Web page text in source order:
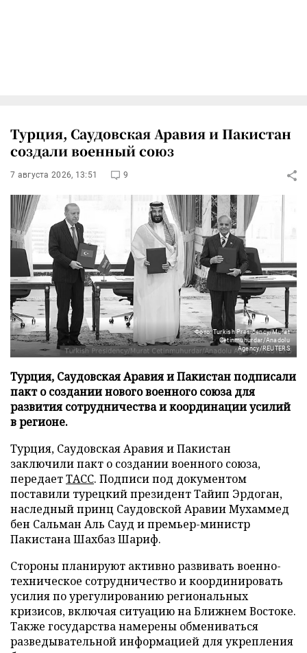
Турция, Саудовская Аравия и Пакистан
создали военный союз
7 августа 2026, 13:51 9
Фото: Turkish Presidency/Murat
Cetinmuhurdar/Anadolu
Agency/REUTERS
Турция, Саудовская Аравия и Пакистан подписали
пакт о создании нового военного союза для
развития сотрудничества и координации усилий
в регионе.
Турция, Саудовская Аравия и Пакистан
заключили пакт о создании военного союза,
передаетТАСС. Подписи под документом
поставили турецкий президент Тайип Эрдоган,
наследный принц Саудовской Аравии Мухаммед
бен Сальман Аль Сауд и премьер-министр
Пакистана Шахбаз Шариф.
Стороны планируют активно развивать военно-
техническое сотрудничество и координировать
усилия по урегулированию региональных
кризисов, включая ситуацию на Ближнем Востоке.
Также государства намерены обмениваться
разведывательной информацией для укрепления